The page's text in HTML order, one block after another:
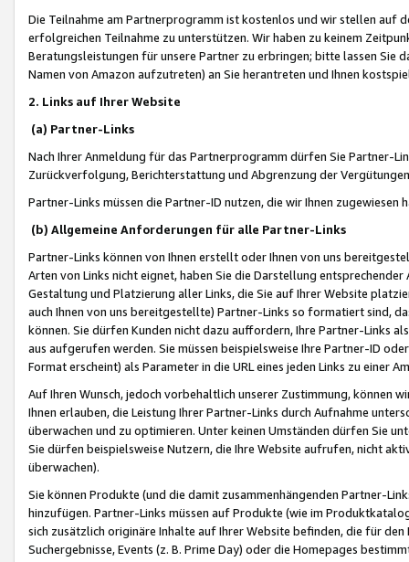
Die Teilnahme am Partnerprogramm ist kostenlos und wir stellen auf
erfolgreichen Teilnahme zu unterstützen. Wir haben zu keinem
Beratungsleistungen für unsere Partner zu erbringen; bitte lassen Sie
Namen von Amazon aufzutreten) an Sie herantreten und Ihnen
2. Links auf Ihrer Website
(a) Partner-Links
Nach Ihrer Anmeldung für das Partnerprogramm dürfen Sie Partner-
Zurückverfolgung, Berichterstattung und Abgrenzung der
Partner-Links müssen die Partner-ID nutzen, die wir Ihnen zugewiesen
(b) Allgemeine Anforderungen für alle Partner-Links
Partner-Links können von Ihnen erstellt oder Ihnen von uns
Arten von Links nicht eignet, haben Sie die Darstellung
Gestaltung und Platzierung aller Links, die Sie auf Ihrer Website
auch Ihnen von uns bereitgestellte) Partner-Links so formatiert sind,
können. Sie dürfen Kunden nicht dazu auffordern, Ihre Partner-Links
aus aufgerufen werden. Sie müssen beispielsweise Ihre Partner-ID
Format erscheint) als Parameter in die URL eines jeden Links zu einer
Auf Ihren Wunsch, jedoch vorbehaltlich unserer Zustimmung, können
Ihnen erlauben, die Leistung Ihrer Partner-Links durch Aufnahme
überwachen und zu optimieren. Unter keinen Umständen dürfen Sie
Sie dürfen beispielsweise Nutzern, die Ihre Website aufrufen, nicht
überwachen).
Sie können Produkte (und die damit zusammenhängenden Partner-
hinzufügen. Partner-Links müssen auf Produkte (wie im
sich zusätzlich originäre Inhalte auf Ihrer Website befinden, die für
Suchergebnisse, Events (z. B. Prime Day) oder die Homepages